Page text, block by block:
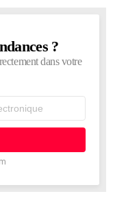
?
dans votre